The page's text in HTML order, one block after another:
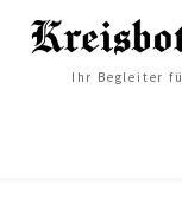
Ihr Begleiter